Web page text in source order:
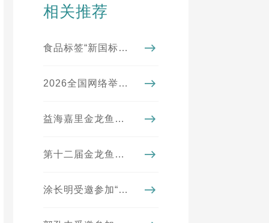
相关推荐
食品标签“新国标”实施进入倒计时！看懂4大变化，从此不踩坑
2026全国网络举报系列宣传活动（湖北站）走进益海嘉里金龙鱼
益海嘉里金龙鱼母公司排名《财富》世界500强第195位
第十二届金龙鱼外婆乡小榨菜籽油菜花节圆满收官
涂长明受邀参加“第四届海峡两岸乡村振兴与共同富裕论坛”